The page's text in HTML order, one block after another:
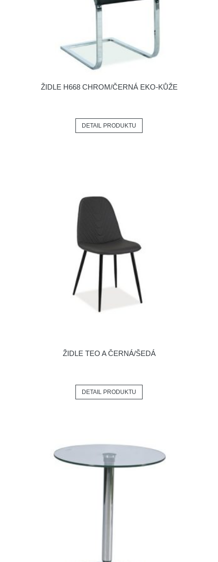
ŽIDLE H668 CHROM/ČERNÁ EKO-KŮŽE
DETAIL PRODUKTU
ŽIDLE TEO A ČERNÁ/ŠEDÁ
DETAIL PRODUKTU